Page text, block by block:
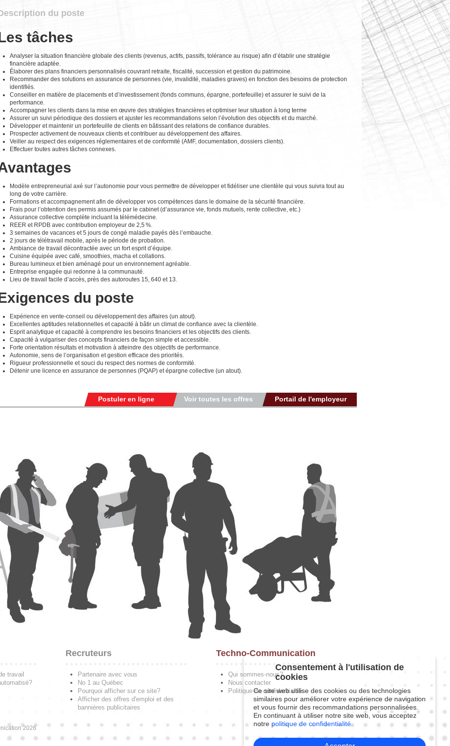
du poste
tâches
Analyser la situation financière globale des clients (revenus, actifs, passifs, tolérance au risque) afin d’établir une stratégie
financière adaptée.
Élaborer des plans financiers personnalisés couvrant retraite, fiscalité, succession et gestion du patrimoine.
Recommander des solutions en assurance de personnes (vie, invalidité, maladies graves) en fonction des besoins de protection
identifiés.
Conseiller en matière de placements et d’investissement (fonds communs, épargne, portefeuille) et assurer le suivi de la
performance.
Accompagner les clients dans la mise en œuvre des stratégies financières et optimiser leur situation à long terme
Assurer un suivi périodique des dossiers et ajuster les recommandations selon l’évolution des objectifs et du marché.
Développer et maintenir un portefeuille de clients en bâtissant des relations de confiance durables.
Prospecter activement de nouveaux clients et contribuer au développement des affaires.
Veiller au respect des exigences réglementaires et de conformité (AMF, documentation, dossiers clients).
Effectuer toutes autres tâches connexes.
Modèle entrepreneurial axé sur l’autonomie pour vous permettre de développer et fidéliser une clientèle qui vous suivra tout au
long de votre carrière.
Formations et accompagnement afin de développer vos compétences dans le domaine de la sécurité financière.
Frais pour l’obtention des permis assumés par le cabinet (d’assurance vie, fonds mutuels, rente collective, etc.)
Assurance collective complète incluant la télémédecine.
REER et RPDB avec contribution employeur de 2,5 %.
3 semaines de vacances et 5 jours de congé maladie payés dès l’embauche.
2 jours de télétravail mobile, après le période de probation.
Ambiance de travail décontractée avec un fort esprit d’équipe.
Cuisine équipée avec café, smoothies, macha et collations.
Bureau lumineux et bien aménagé pour un environnement agréable.
Entreprise engagée qui redonne à la communauté.
Lieu de travail facile d’accès, près des autoroutes 15, 640 et 13.
du poste
Expérience en vente-conseil ou développement des affaires (un atout).
Excellentes aptitudes relationnelles et capacité à bâtir un climat de confiance avec la clientèle.
Esprit analytique et capacité à comprendre les besoins financiers et les objectifs des clients.
Capacité à vulgariser des concepts financiers de façon simple et accessible.
Forte orientation résultats et motivation à atteindre des objectifs de performance.
Autonomie, sens de l’organisation et gestion efficace des priorités.
Rigueur professionnelle et souci du respect des normes de conformité.
Détenir une licence en assurance de personnes (PQAP) et épargne collective (un atout).
Portail de l'employeur
Voir toutes les offres
Postuler en ligne
travail
Recruteurs
Partenaire avec vous
No 1 au Québec
Pourquoi afficher sur ce site?
Afficher des offres d'emploi et des
bannières publicitaires
Techno-Communication
Qui sommes-nous?
Nous contacter
Politique de confidentialité
2026
Consentement à l'utilisation de
cookies
Ce site web utilise des cookies ou des technologies
similaires pour améliorer votre expérience de navigation
et vous fournir des recommandations personnalisées.
En continuant à utiliser notre site web, vous acceptez
notre politique de confidentialité.